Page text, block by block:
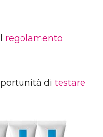
regolamento
di testare